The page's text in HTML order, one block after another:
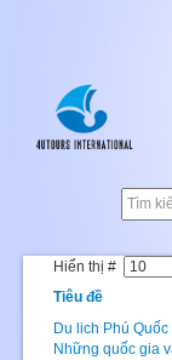
Hiển thị #
Tiêu đề
Du lich Phú Quốc
Những quốc gia